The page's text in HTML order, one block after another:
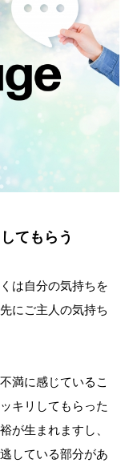
てもらう
は自分の気持ちを
にご主人の気持ち
満に感じているこ
キリしてもらった
が生まれますし、
している部分があ